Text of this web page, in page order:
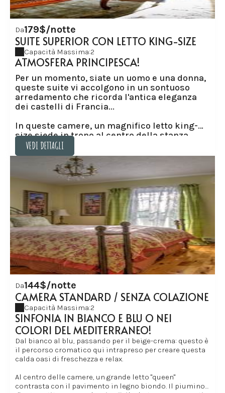
Da179$/notte
SUITE SUPERIOR CON LETTO KING-SIZE
Capacità Massima:2
ATMOSFERA PRINCIPESCA!
Per un momento, siate un uomo e una donna,
queste suite vi accolgono in un sontuoso
arredamento che ricorda l'antica eleganza
dei castelli di Francia...
In queste camere, un magnifico letto king-
size siede in trono al centro della stanza,
coperto dal suo soffice piumone dai colori
reali che avrebbe fatto invidia a Luigi XIV...
Quindi, adiacente alla testiera, un maestoso
affresco o tende ti trasporteranno nei
giardini della Reggia di Versailles. Le
portefinestre si aprono e appare il tuo salotto
privato dove dorature, cristalli e marmi si
uniscono in modo grandioso e ti immergono
in un mondo di opulenza e lusso... Un piccolo
gioiello di eleganza!
VEDI DETTAGLI
VEDI DETTAGLI
Da144$/notte
CAMERA STANDARD / SENZA COLAZIONE
Capacità Massima:2
SINFONIA IN BIANCO E BLU O NEI
COLORI DEL MEDITERRANEO!
Dal bianco al blu, passando per il beige-crema: questo è
il percorso cromatico qui intrapreso per creare questa
calda oasi di freschezza e relax.
Al centro delle camere, un grande letto "queen"
contrasta con il pavimento in legno biondo. Il piumino